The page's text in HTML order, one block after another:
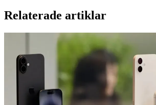
Relaterade artiklar